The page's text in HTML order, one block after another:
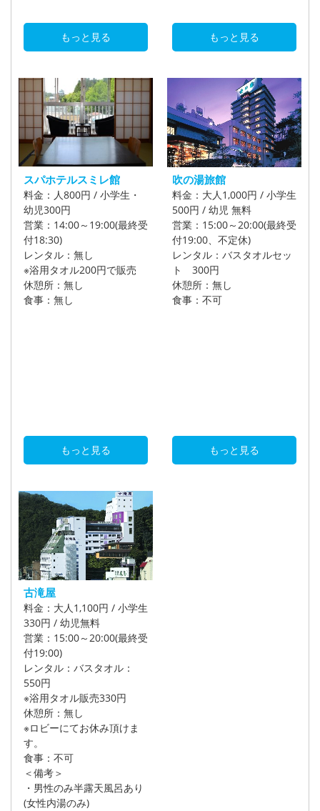
もっと見る もっと見る
スパホテルスミレ館
料金：人800円 / 小学生・
幼児300円
営業：14:00～19:00(最終受
付18:30)
レンタル：無し
※浴用タオル200円で販売
休憩所：無し
食事：無し
もっと見る
吹の湯旅館
料金：大人1,000円 / 小学生
500円 / 幼児 無料
営業：15:00～20:00(最終受
付19:00、不定休)
レンタル：バスタオルセッ
ト 300円
休憩所：無し
食事：不可
もっと見る
古滝屋
料金：大人1,100円 / 小学生
330円 / 幼児無料
営業：15:00～20:00(最終受
付19:00)
レンタル：バスタオル：
550円
※浴用タオル販売330円
休憩所：無し
※ロビーにてお休み頂けま
す。
食事：不可
＜備考＞
・男性のみ半露天風呂あり
(女性内湯のみ)